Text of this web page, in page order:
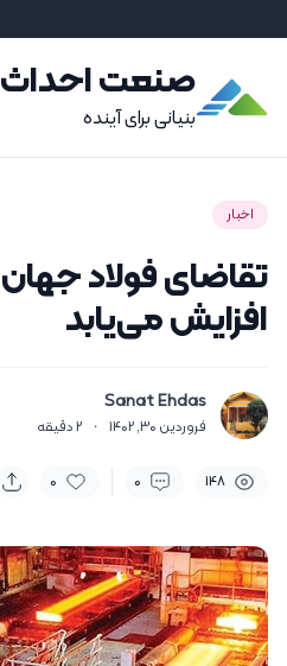
صنعت احداث
بنیانی برای آینده
اخبار
افزایش می‌یابد‌
Sanat Ehdas
فروردین 30, 1402 ·
2دقیقه
148
0
0